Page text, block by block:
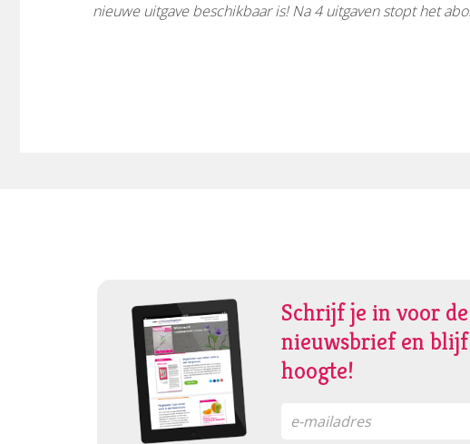
nieuwe uitgave beschikbaar is!Na 4 uitgaven stopt het
Schrijf je in voor de
nieuwsbrief en blijf
hoogte!